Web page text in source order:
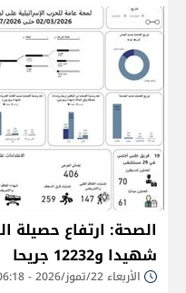
شهيدا و12232 جريحا
الأربعاء 22/تموز/2026 - 06:18 م